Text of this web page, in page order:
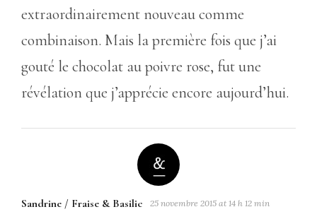
extraordinairement nouveau comme
combinaison. Mais la première fois que j’ai
gouté le chocolat au poivre rose, fut une
révélation que j’apprécie encore aujourd’hui.
Sandrine / Fraise & Basilic 25 novembre 2015 at 14 h 12 min